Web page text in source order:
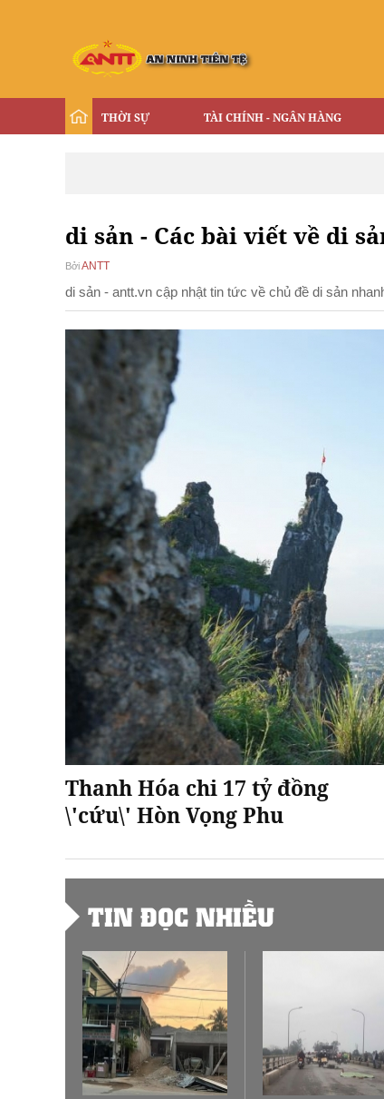
THỜI SỰ TÀI CHÍNH - NGÂN HÀNG
di sản - Các bài viết về di
BởiANTT
di sản - antt.vn cập nhật tin tức về chủ đề di sản
Thanh Hóa chi 17 tỷ đồng
\'cứu\' Hòn Vọng Phu
TIN ĐỌC NHIỀU